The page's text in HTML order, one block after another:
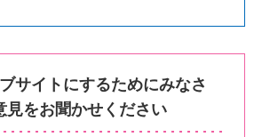
サイトにするためにみなさ
見をお聞かせください